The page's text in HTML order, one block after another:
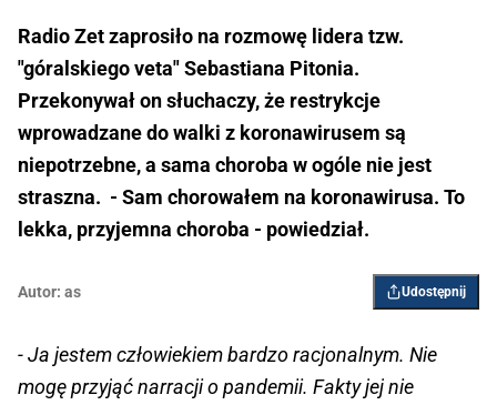
Radio Zet zaprosiło na rozmowę lidera tzw.
"góralskiego veta" Sebastiana Pitonia.
Przekonywał on słuchaczy, że restrykcje
wprowadzane do walki z koronawirusem są
niepotrzebne, a sama choroba w ogóle nie jest
straszna. - Sam chorowałem na koronawirusa. To
lekka, przyjemna choroba - powiedział.
Autor: as Udostępnij
- Ja jestem człowiekiem bardzo racjonalnym. Nie
mogę przyjąć narracji o pandemii. Fakty jej nie